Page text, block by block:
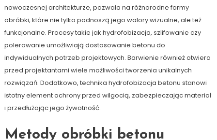
nowoczesnej architekturze, pozwala na różnorodne formy
obróbki, które nie tylko podnoszą jego walory wizualne, ale też
funkcjonalne. Procesy takie jak hydrofobizacja, szlifowanie czy
polerowanie umożliwiają dostosowanie betonu do
indywidualnych potrzeb projektowych. Barwienie również otwiera
przed projektantami wiele możliwości tworzenia unikalnych
rozwiązań. Dodatkowo, technika hydrofobizacja betonu stanowi
istotny element ochrony przed wilgocią, zabezpieczając materiał
i przedłużając jego żywotność.
Metody obróbki betonu